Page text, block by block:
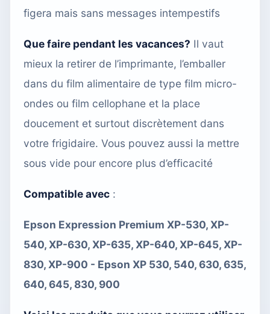
figera mais sans messages intempestifs
Que faire pendant les vacances? Il vaut
mieux la retirer de l’imprimante, l’emballer
dans du film alimentaire de type film micro-
ondes ou film cellophane et la place
doucement et surtout discrètement dans
votre frigidaire. Vous pouvez aussi la mettre
sous vide pour encore plus d’efficacité
Compatible avec :
Epson Expression Premium XP-530, XP-
540, XP-630, XP-635, XP-640, XP-645, XP-
830, XP-900 - Epson XP 530, 540, 630, 635,
640, 645, 830, 900